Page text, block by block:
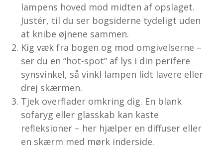
lampens hoved mod midten af opslaget.
Justér, til du ser bogsiderne tydeligt uden
at knibe øjnene sammen.
Kig væk fra bogen og mod omgivelserne –
ser du en “hot-spot” af lys i din perifere
synsvinkel, så vinkl lampen lidt lavere eller
drej skærmen.
Tjek overflader omkring dig. En blank
sofaryg eller glasskab kan kaste
refleksioner – her hjælper en diffuser eller
en skærm med mørk inderside.